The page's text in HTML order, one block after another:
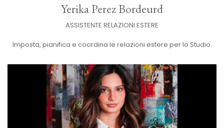
Yerika Perez Bordeurd
ASSISTENTE RELAZIONI ESTERE
Imposta, pianifica e coordina le relazioni estere per lo Studio.